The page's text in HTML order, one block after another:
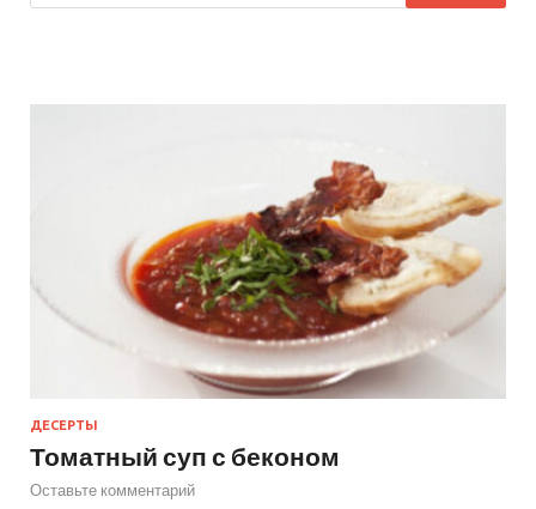
ДЕСЕРТЫ
Томатный суп с беконом
Оставьте комментарий